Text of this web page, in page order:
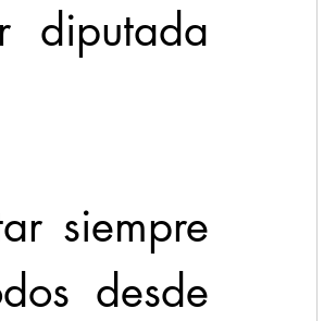
diputada
siempre
desde